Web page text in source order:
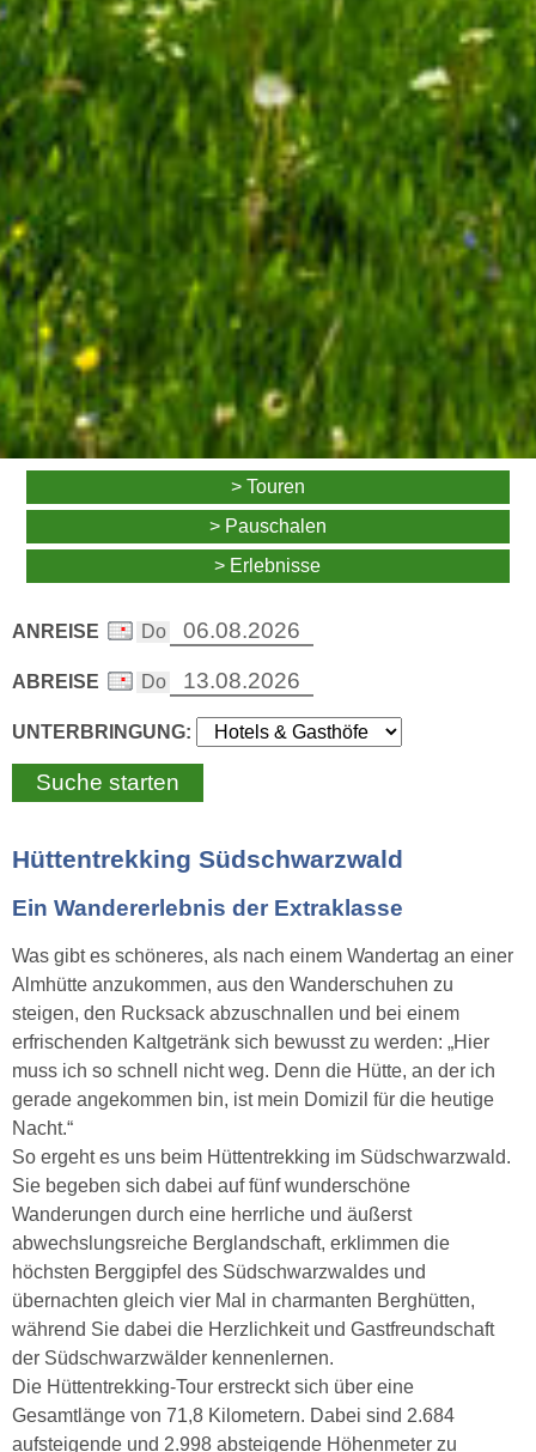
> Touren
> Pauschalen
> Erlebnisse
ANREISE
ABREISE
UNTERBRINGUNG:
Hüttentrekking Südschwarzwald
Ein Wandererlebnis der Extraklasse
Was gibt es schöneres, als nach einem Wandertag an einer
Almhütte anzukommen, aus den Wanderschuhen zu
steigen, den Rucksack abzuschnallen und bei einem
erfrischenden Kaltgetränk sich bewusst zu werden: „Hier
muss ich so schnell nicht weg. Denn die Hütte, an der ich
gerade angekommen bin, ist mein Domizil für die heutige
Nacht.“
So ergeht es uns beim Hüttentrekking im Südschwarzwald.
Sie begeben sich dabei auf fünf wunderschöne
Wanderungen durch eine herrliche und äußerst
abwechslungsreiche Berglandschaft, erklimmen die
höchsten Berggipfel des Südschwarzwaldes und
übernachten gleich vier Mal in charmanten Berghütten,
während Sie dabei die Herzlichkeit und Gastfreundschaft
der Südschwarzwälder kennenlernen.
Die Hüttentrekking-Tour erstreckt sich über eine
Gesamtlänge von 71,8 Kilometern. Dabei sind 2.684
aufsteigende und 2.998 absteigende Höhenmeter zu